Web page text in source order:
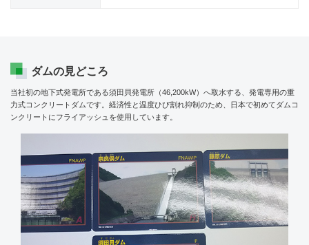
ダムの見どころ
当社初の地下式発電所である須田貝発電所（46,200kW）へ取水する、発電専用の重
力式コンクリートダムです。経済性と温度ひび割れ抑制のため、日本で初めてダムコ
ンクリートにフライアッシュを使用しています。